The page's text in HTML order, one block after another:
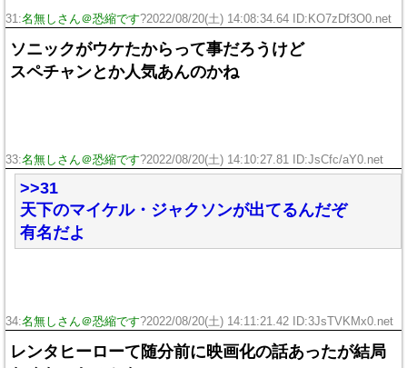
31:名無しさん＠恐縮です?2022/08/20(土) 14:08:34.64 ID:KO7zDf3O0.net
ソニックがウケたからって事だろうけど
スペチャンとか人気あんのかね
33:名無しさん＠恐縮です?2022/08/20(土) 14:10:27.81 ID:JsCfc/aY0.net
>>31
天下のマイケル・ジャクソンが出てるんだぞ
有名だよ
34:名無しさん＠恐縮です?2022/08/20(土) 14:11:21.42 ID:3JsTVKMx0.net
レンタヒーローて随分前に映画化の話あったが結局